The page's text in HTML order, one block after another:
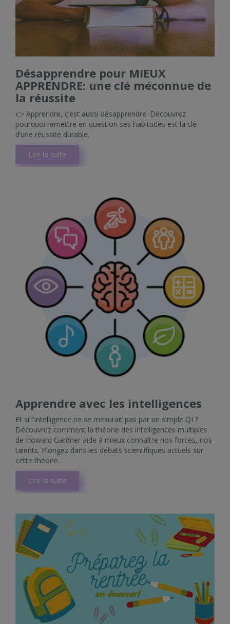
Désapprendre pour MIEUX
APPRENDRE: une clé méconnue de
la réussite
👉 Apprendre, c’est aussi désapprendre. Découvrez
pourquoi remettre en question ses habitudes est la clé
d’une réussite durable.
Lire la suite
Apprendre avec les intelligences
Et si l'intelligence ne se mesurait pas par un simple QI ?
Découvrez comment la théorie des intelligences multiples
de Howard Gardner aide à mieux connaître nos forces, nos
talents. Plongez dans les débats scientifiques actuels sur
cette théorie.
Lire la suite